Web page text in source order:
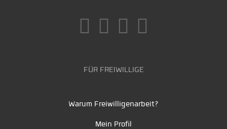
FÜR FREIWILLIGE
Warum Freiwilligenarbeit?
Mein Profil